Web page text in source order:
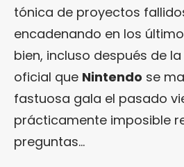
tónica de proyectos
encadenando en los
bien, incluso después de
oficial que Nintendo se
fastuosa gala el pasado
prácticamente imposible
preguntas…